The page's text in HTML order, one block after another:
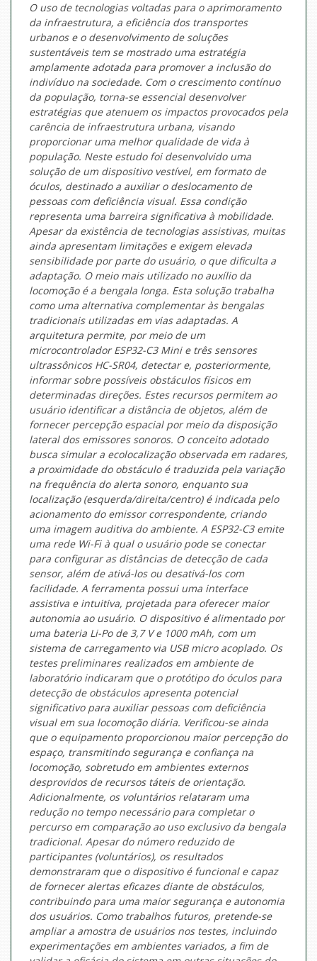
O uso de tecnologias voltadas para o aprimoramento
da infraestrutura, a eficiência dos transportes
urbanos e o desenvolvimento de soluções
sustentáveis tem se mostrado uma estratégia
amplamente adotada para promover a inclusão do
indivíduo na sociedade. Com o crescimento contínuo
da população, torna-se essencial desenvolver
estratégias que atenuem os impactos provocados pela
carência de infraestrutura urbana, visando
proporcionar uma melhor qualidade de vida à
população. Neste estudo foi desenvolvido uma
solução de um dispositivo vestível, em formato de
óculos, destinado a auxiliar o deslocamento de
pessoas com deficiência visual. Essa condição
representa uma barreira significativa à mobilidade.
Apesar da existência de tecnologias assistivas, muitas
ainda apresentam limitações e exigem elevada
sensibilidade por parte do usuário, o que dificulta a
adaptação. O meio mais utilizado no auxílio da
locomoção é a bengala longa. Esta solução trabalha
como uma alternativa complementar às bengalas
tradicionais utilizadas em vias adaptadas. A
arquitetura permite, por meio de um
microcontrolador ESP32-C3 Mini e três sensores
ultrassônicos HC-SR04, detectar e, posteriormente,
informar sobre possíveis obstáculos físicos em
determinadas direções. Estes recursos permitem ao
usuário identificar a distância de objetos, além de
fornecer percepção espacial por meio da disposição
lateral dos emissores sonoros. O conceito adotado
busca simular a ecolocalização observada em radares,
a proximidade do obstáculo é traduzida pela variação
na frequência do alerta sonoro, enquanto sua
localização (esquerda/direita/centro) é indicada pelo
acionamento do emissor correspondente, criando
uma imagem auditiva do ambiente. A ESP32-C3 emite
uma rede Wi-Fi à qual o usuário pode se conectar
para configurar as distâncias de detecção de cada
sensor, além de ativá-los ou desativá-los com
facilidade. A ferramenta possui uma interface
assistiva e intuitiva, projetada para oferecer maior
autonomia ao usuário. O dispositivo é alimentado por
uma bateria Li-Po de 3,7 V e 1000 mAh, com um
sistema de carregamento via USB micro acoplado. Os
testes preliminares realizados em ambiente de
laboratório indicaram que o protótipo do óculos para
detecção de obstáculos apresenta potencial
significativo para auxiliar pessoas com deficiência
visual em sua locomoção diária. Verificou-se ainda
que o equipamento proporcionou maior percepção do
espaço, transmitindo segurança e confiança na
locomoção, sobretudo em ambientes externos
desprovidos de recursos táteis de orientação.
Adicionalmente, os voluntários relataram uma
redução no tempo necessário para completar o
percurso em comparação ao uso exclusivo da bengala
tradicional. Apesar do número reduzido de
participantes (voluntários), os resultados
demonstraram que o dispositivo é funcional e capaz
de fornecer alertas eficazes diante de obstáculos,
contribuindo para uma maior segurança e autonomia
dos usuários. Como trabalhos futuros, pretende-se
ampliar a amostra de usuários nos testes, incluindo
experimentações em ambientes variados, a fim de